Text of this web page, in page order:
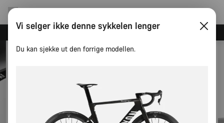
Spar med Canyons nyhetsbrev
Vi selger ikke denne sykkelen lenger
Du kan sjekke ut den forrige modellen.